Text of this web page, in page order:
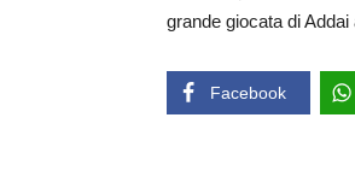
grande giocata di
Facebook